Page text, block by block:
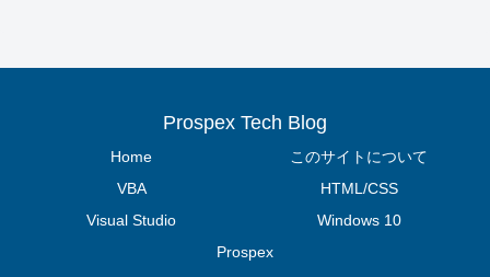
Prospex Tech Blog
Home
このサイトについて
VBA
HTML/CSS
Visual Studio
Windows 10
Prospex